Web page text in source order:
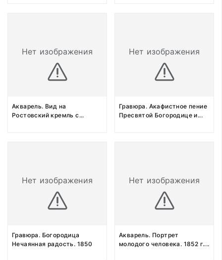
Нет изображения
Акварель. Вид на
Ростовский кремль с...
Нет изображения
Гравюра. Акафистное пение
Пресвятой Богородице и...
Нет изображения
Гравюра. Богородица
Нечаянная радость. 1850
Нет изображения
Акварель. Портрет
молодого человека. 1852 г....